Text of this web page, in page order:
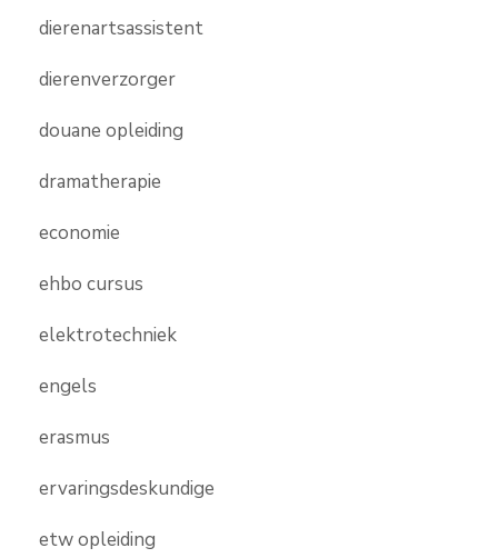
dierenartsassistent
dierenverzorger
douane opleiding
dramatherapie
economie
ehbo cursus
elektrotechniek
engels
erasmus
ervaringsdeskundige
etw opleiding